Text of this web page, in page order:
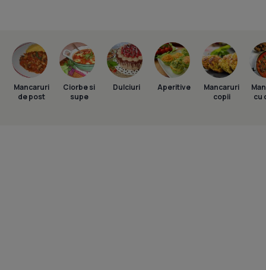
Mancaruri
de post
Ciorbe si
supe
Dulciuri Aperitive
Mancaruri
copii
cu